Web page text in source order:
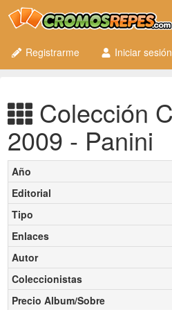
Registrarme
Iniciar sesión
Colección
2009 - Panini
Año
Editorial
Tipo
Enlaces
Autor
Coleccionistas
Precio Album/Sobre